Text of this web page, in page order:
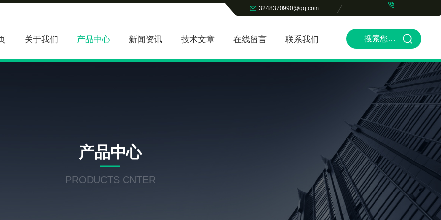
3248370990@qq.com
关于我们 产品中心 新闻资讯 技术文章 在线留言 联系我们
产品中心
PRODUCTS CNTER